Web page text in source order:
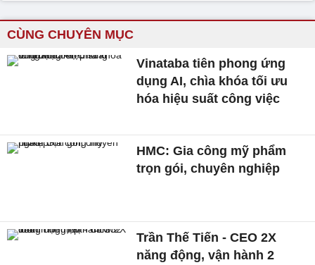
CÙNG CHUYÊN MỤC
Vinataba tiên phong ứng
dụng AI, chìa khóa tối ưu
hóa hiệu suất công việc
HMC: Gia công mỹ phẩm
trọn gói, chuyên nghiệp
Trần Thế Tiến - CEO 2X
năng động, vận hành 2